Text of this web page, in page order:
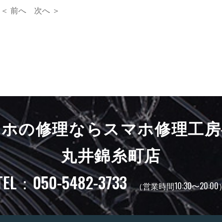
＜ 前へ 次へ ＞
の修理ならスマホ修理工
丸井錦糸町店
：050-5482-3733 （営業時間10:30〜20:00